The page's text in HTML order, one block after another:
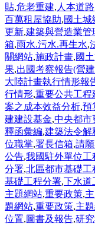
貼,危老重建, 人本道路
百萬租屋協助,國土城
更新,建築與營造業管
箱,雨水.污水.再生水,
關網站,施政計畫,國
果,出國考察報告(營
大陸計畫執行情形報
行情形,重要公共工程
案之成本效益分析,預
建建設基金,中央都市
釋函彙編,建築法令解
位職掌,署長信箱,請
公告,我國駐外單位工
分署,北區都市基礎工
基礎工程分署,下水道
主題網站,重要政策,
題網站,重要政策,主
位置,圖書及報告,研